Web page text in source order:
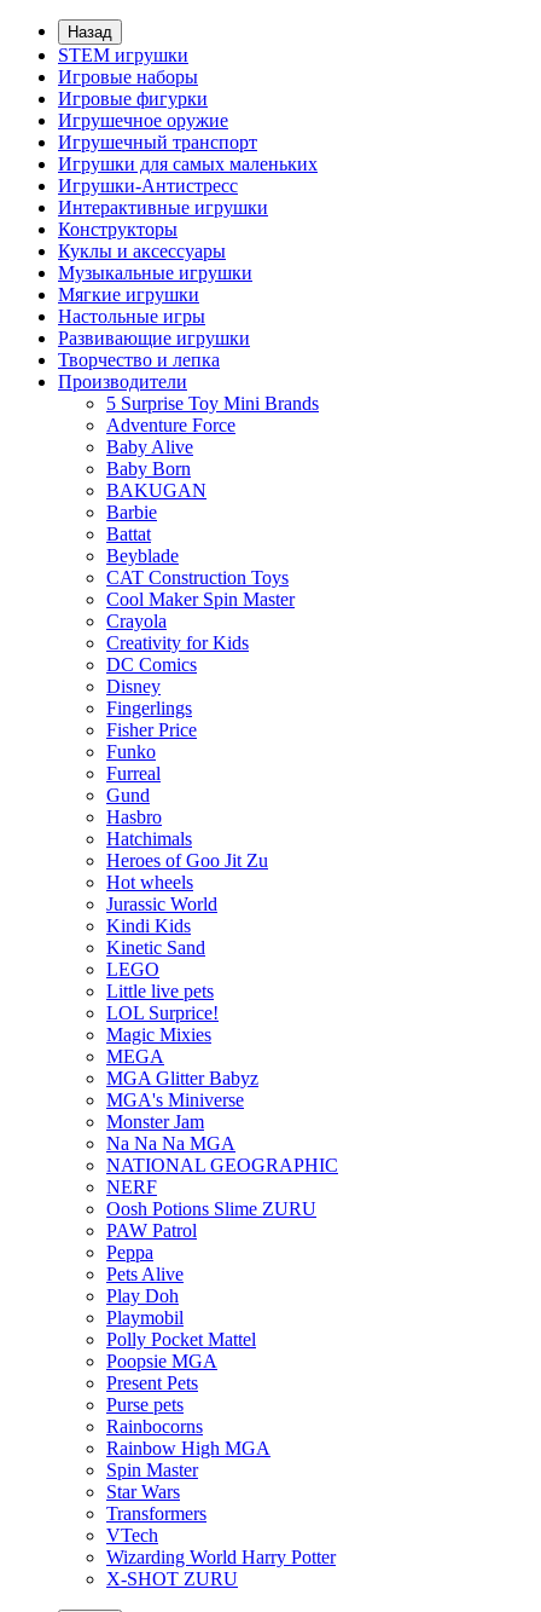
Назад
STEM игрушки
Игровые наборы
Игровые фигурки
Игрушечное оружие
Игрушечный транспорт
Игрушки для самых маленьких
Игрушки-Антистресс
Интерактивные игрушки
Конструкторы
Куклы и аксессуары
Музыкальные игрушки
Мягкие игрушки
Настольные игры
Развивающие игрушки
Творчество и лепка
Производители
5 Surprise Toy Mini Brands
Adventure Force
Baby Alive
Baby Born
BAKUGAN
Barbie
Battat
Beyblade
CAT Construction Toys
Cool Maker Spin Master
Crayola
Creativity for Kids
DC Comics
Disney
Fingerlings
Fisher Price
Funko
Furreal
Gund
Hasbro
Hatchimals
Heroes of Goo Jit Zu
Hot wheels
Jurassic World
Kindi Kids
Kinetic Sand
LEGO
Little live pets
LOL Surprice!
Magic Mixies
MEGA
MGA Glitter Babyz
MGA's Miniverse
Monster Jam
Na Na Na MGA
NATIONAL GEOGRAPHIC
NERF
Oosh Potions Slime ZURU
PAW Patrol
Peppa
Pets Alive
Play Doh
Playmobil
Polly Pocket Mattel
Poopsie MGA
Present Pets
Purse pets
Rainbocorns
Rainbow High MGA
Spin Master
Star Wars
Transformers
VTech
Wizarding World Harry Potter
X-SHOT ZURU